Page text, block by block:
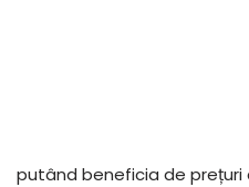
putând beneficia de prețuri